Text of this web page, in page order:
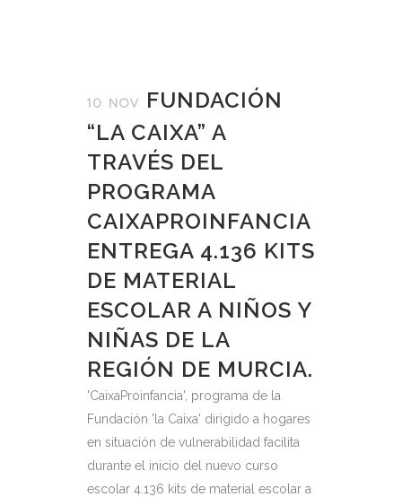
10 NOV
FUNDACIÓN
“LA CAIXA” A
TRAVÉS DEL
PROGRAMA
CAIXAPROINFANCIA
ENTREGA 4.136 KITS
DE MATERIAL
ESCOLAR A NIÑOS Y
NIÑAS DE LA
REGIÓN DE MURCIA.
'CaixaProinfancia', programa de la
Fundación 'la Caixa' dirigido a hogares
en situación de vulnerabilidad facilita
durante el inicio del nuevo curso
escolar 4.136 kits de material escolar a